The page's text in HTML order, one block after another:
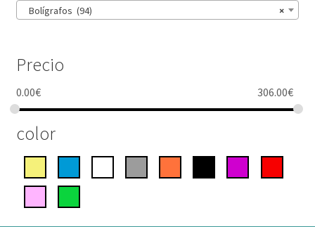
×
Bolígrafos (94)
Precio
0.00€ 306.00€
color